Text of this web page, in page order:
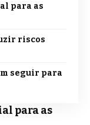
para as
riscos
seguir para
para as